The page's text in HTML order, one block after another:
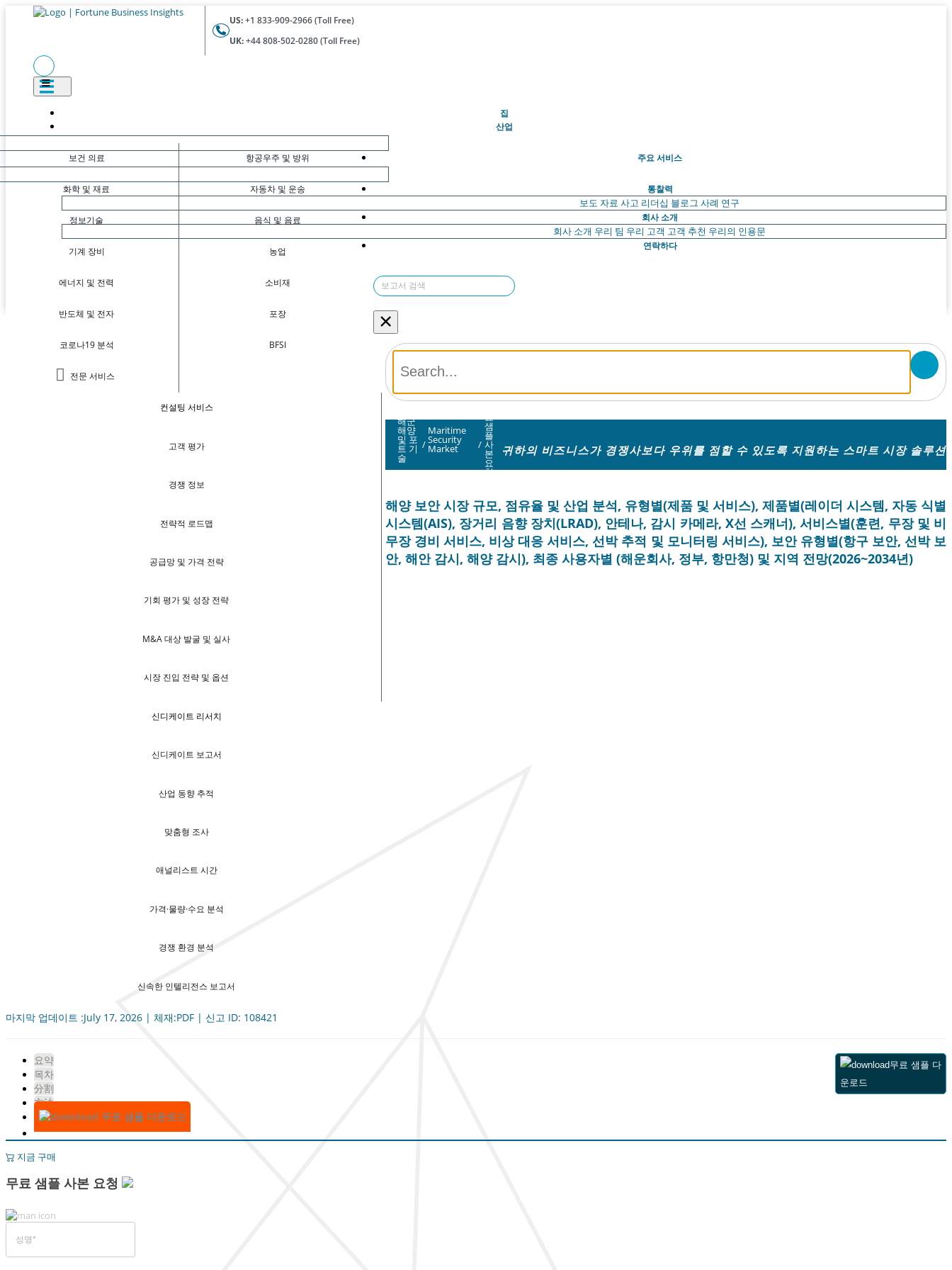
US:+1 833-909-2966 (Toll Free)
UK:+44 808-502-0280 (Toll Free)
집(현재의)
산업
보건 의료
화학 및 재료
정보기술
기계 장비
에너지 및 전력
반도체 및 전자
코로나19 분석
전문 서비스
항공우주 및 방위
자동차 및 운송
음식 및 음료
농업
소비재
포장
BFSI
주요 서비스
컨설팅 서비스
고객 평가
경쟁 정보
전략적 로드맵
공급망 및 가격 전략
기회 평가 및 성장 전략
M&A 대상 발굴 및 실사
시장 진입 전략 및 옵션
신디케이트 리서치
신디케이트 보고서
산업 동향 추적
맞춤형 조사
애널리스트 시간
가격·물량·수요 분석
경쟁 환경 분석
신속한 인텔리전스 보고서
통찰력
보도 자료 사고 리더십 블로그 사례 연구
회사 소개
회사 소개 우리 팀 우리 고객 고객 추천 우리의 인용문
연락하다
×
해군
해양
및 포
트 기
술
/
Maritime
Security
Market /
료
샘
플
사
본
요
청
귀하의 비즈니스가 경쟁사보다 우위를 점할 수 있도록 지원하는 스마트 시장 솔루션
해양 보안 시장 규모, 점유율 및 산업 분석, 유형별(제품 및 서비스), 제품별(레이더 시스템, 자동 식별
시스템(AIS), 장거리 음향 장치(LRAD), 안테나, 감시 카메라, X선 스캐너), 서비스별(훈련, 무장 및 비
무장 경비 서비스, 비상 대응 서비스, 선박 추적 및 모니터링 서비스), 보안 유형별(항구 보안, 선박 보
안, 해안 감시, 해양 감시), 최종 사용자별 (해운회사, 정부, 항만청) 및 지역 전망(2026~2034년)
마지막 업데이트 :July 17, 2026 | 체재:PDF | 신고 ID: 108421
요약
목차
分割
方法
무료 샘플 다운로드
무료 샘플 다
운로드
지금 구매
무료 샘플 사본 요청